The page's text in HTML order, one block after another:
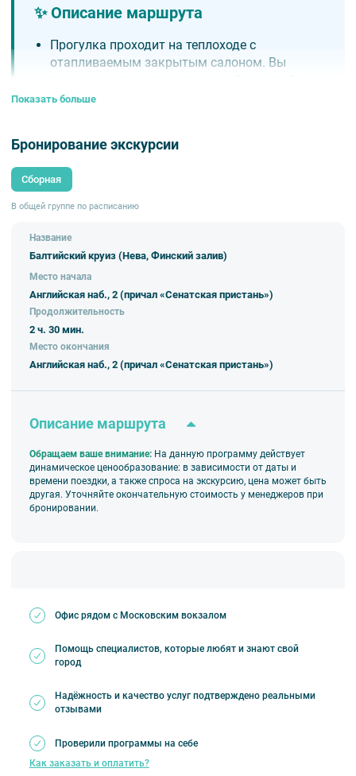
✨ Описание маршрута
Прогулка проходит на теплоходе с
отапливаемым закрытым салоном. Вы
было тепло и уютно.
остановкой у «Севкабель Порт». Это
отличный маршрут для спокойного отдыха,
наслаждения морским воздухом и
красивыми видами на классический и
вы услышите интересные факты о
достопримечательностях вдоль Невы, а
иногда звучит приятная фоновая музыка.
📍 Место отправления
«Дворцовая пристань» Дворцовая наб, д.
❗ Обратите внимание
посадочный билет в кассе причала.
не разрешается. Для пассажиров работает бар
с напитками и лёгкими закусками.
изменён в связи с ухудшением погодных
условий и перекрытием акваторий.
непродолжительные стоянки на причалах для
посадки и высадки пассажиров.
Показать больше
Бронирование экскурсии
Сборная
В общей группе по расписанию
Название
Балтийский круиз (Нева, Финский залив)
Место начала
Английская наб., 2 (причал «Сенатская пристань»)
Продолжительность
2 ч. 30 мин.
Место окончания
Английская наб., 2 (причал «Сенатская пристань»)
Описание маршрута
Обращаем ваше внимание: На данную программу действует
динамическое ценообразование: в зависимости от даты и
времени поездки, а также спроса на экскурсию, цена может быть
другая. Уточняйте окончательную стоимость у менеджеров при
бронировании.
Офис рядом с Московским вокзалом
Помощь специалистов, которые любят и знают свой
город
Надёжность и качество услуг подтверждено реальными
отзывами
Проверили программы на себе
Как заказать и оплатить?